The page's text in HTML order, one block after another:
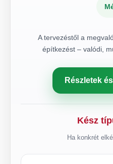
A tervezéstől a
építkezést – valódi,
Részletek
Kész
Ha konkrét